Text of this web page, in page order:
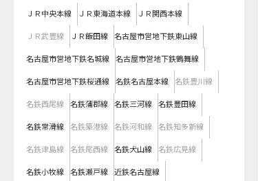
ＪＲ中央本線 ＪＲ東海道本線 ＪＲ関西本線
ＪＲ武豊線 ＪＲ飯田線 名古屋市営地下鉄東山線
名古屋市営地下鉄名城線 名古屋市営地下鉄鶴舞線
名古屋市営地下鉄桜通線 名鉄名古屋本線 名鉄豊川線
名鉄西尾線 名鉄蒲郡線 名鉄三河線 名鉄豊田線
名鉄常滑線 名鉄築港線 名鉄河和線 名鉄知多新線
名鉄津島線 名鉄尾西線 名鉄犬山線 名鉄広見線
名鉄小牧線 名鉄瀬戸線 近鉄名古屋線